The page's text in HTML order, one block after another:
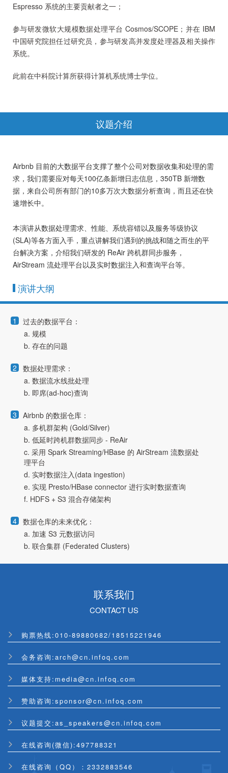
Espresso 系统的主要贡献者之一；
参与研发微软大规模数据处理平台 Cosmos/SCOPE；并在 IBM
中国研究院担任过研究员，参与研发高并发度处理器及相关操作
系统。
此前在中科院计算所获得计算机系统博士学位。
议题介绍
Airbnb 目前的大数据平台支撑了整个公司对数据收集和处理的需
求，我们需要应对每天100亿条新增日志信息，350TB 新增数
据，来自公司所有部门的10多万次大数据分析查询，而且还在快
速增长中。
本演讲从数据处理需求、性能、系统容错以及服务等级协议
(SLA)等各方面入手，重点讲解我们遇到的挑战和随之而生的平
台解决方案，介绍我们研发的 ReAir 跨机群同步服务，
AirStream 流处理平台以及实时数据注入和查询平台等。
演讲大纲
过去的数据平台：
a. 规模
b. 存在的问题
数据处理需求：
a. 数据流水线批处理
b. 即席(ad-hoc)查询
Airbnb 的数据仓库：
a. 多机群架构 (Gold/Silver)
b. 低延时跨机群数据同步 - ReAir
c. 采用 Spark Streaming/HBase 的 AirStream 流数据处
理平台
d. 实时数据注入(data ingestion)
e. 实现 Presto/HBase connector 进行实时数据查询
f. HDFS + S3 混合存储架构
数据仓库的未来优化：
a. 加速 S3 元数据访问
b. 联合集群 (Federated Clusters)
联系我们
CONTACT US
购票热线:010-89880682/18515221946
会务咨询:arch@cn.infoq.com
媒体支持:media@cn.infoq.com
赞助咨询:sponsor@cn.infoq.com
议题提交:as_speakers@cn.infoq.com
在线咨询(微信):497788321
在线咨询（QQ）：2332883546